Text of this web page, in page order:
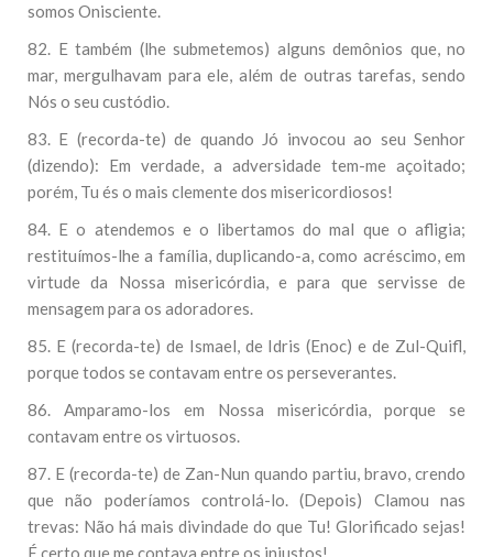
somos Onisciente.
82. E também (lhe submetemos) alguns demônios que, no
mar, mergulhavam para ele, além de outras tarefas, sendo
Nós o seu custódio.
83. E (recorda-te) de quando Jó invocou ao seu Senhor
(dizendo): Em verdade, a adversidade tem-me açoitado;
porém, Tu és o mais clemente dos misericordiosos!
84. E o atendemos e o libertamos do mal que o afligia;
restituímos-lhe a família, duplicando-a, como acréscimo, em
virtude da Nossa misericórdia, e para que servisse de
mensagem para os adoradores.
85. E (recorda-te) de Ismael, de Idris (Enoc) e de Zul-Quifl,
porque todos se contavam entre os perseverantes.
86. Amparamo-los em Nossa misericórdia, porque se
contavam entre os virtuosos.
87. E (recorda-te) de Zan-Nun quando partiu, bravo, crendo
que não poderíamos controlá-lo. (Depois) Clamou nas
trevas: Não há mais divindade do que Tu! Glorificado sejas!
É certo que me contava entre os injustos!